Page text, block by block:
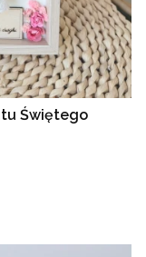
Świętego